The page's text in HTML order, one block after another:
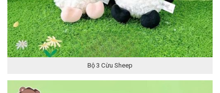
Bộ 3 Cừu Sheep